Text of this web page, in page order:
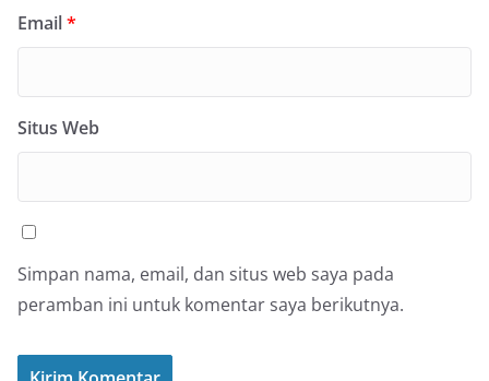
Email*
Situs Web
Simpan nama, email, dan situs web saya pada
peramban ini untuk komentar saya berikutnya.